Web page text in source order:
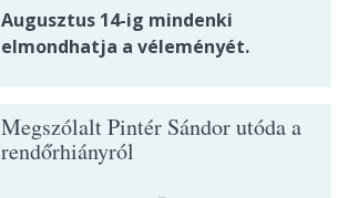
Augusztus 14-ig mindenki
elmondhatja a véleményét.
Megszólalt Pintér Sándor utóda a
rendőrhiányról